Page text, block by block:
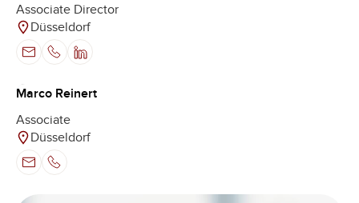
Associate Director
Düsseldorf
Marco Reinert
Associate
Düsseldorf